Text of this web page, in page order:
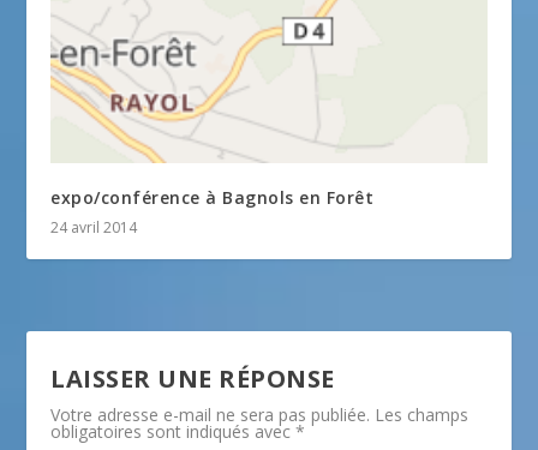
expo/conférence à Bagnols en Forêt
24 avril 2014
LAISSER UNE RÉPONSE
Votre adresse e-mail ne sera pas publiée. Les champs
obligatoires sont indiqués avec*